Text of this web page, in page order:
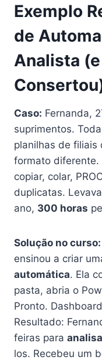
Exemplo
de
Analista
Caso: Fernanda,
suprimentos.
planilhas de filiais
formato diferente.
copiar, colar,
duplicatas.
ano, 300 horas
Solução no curso:
ensinou a criar
automática. Ela
pasta, abria o
Pronto.
Resultado:
feiras para
los. Recebeu um